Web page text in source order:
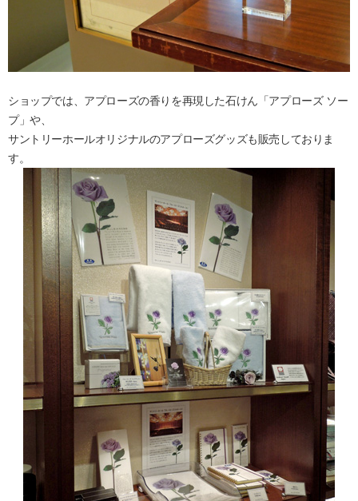
ショップでは、アプローズの香りを再現した石けん「アプローズ ソー
プ」や、
サントリーホールオリジナルのアプローズグッズも販売しておりま
す。